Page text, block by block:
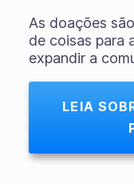
As doações
de coisas para
expandir a
LEIA